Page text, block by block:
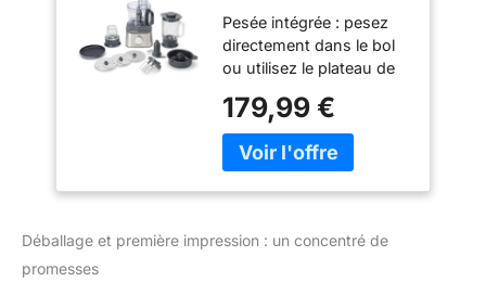
de cuisine compact
avec balance
intégrée, lame en
acier inoxydable, 3
plateaux de travail
et 6 autres
accessoires, boîtier
en métal, 800 W,
Pesée intégrée : pesez
directement dans le bol
ou utilisez le plateau de
lorsque la précision est
essentielle. Offre la
possibilité de passer de
Moulin à verre : la seule
179,99 €
Déballage et première impression : un concentré de
promesses